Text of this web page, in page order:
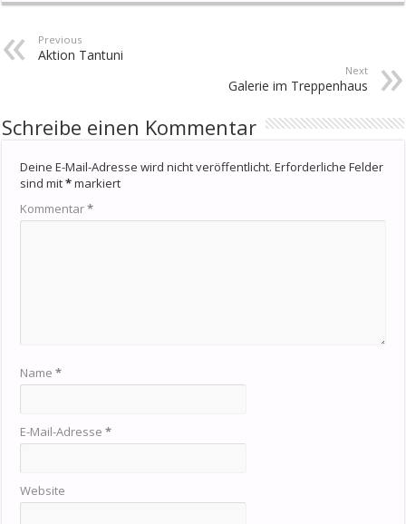
Previous
Aktion Tantuni
Next
Galerie im Treppenhaus
Schreibe einen Kommentar
Deine E-Mail-Adresse wird nicht veröffentlicht. Erforderliche Felder
sind mit*markiert
Kommentar*
Name*
E-Mail-Adresse*
Website